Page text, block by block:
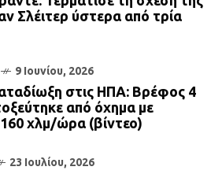
Σλέιτερ ύστερα από τρία
9 Ιουνίου, 2026
στις ΗΠΑ: Βρέφος 4
από όχημα με
χλμ/ώρα (βίντεο)
23 Ιουλίου, 2026